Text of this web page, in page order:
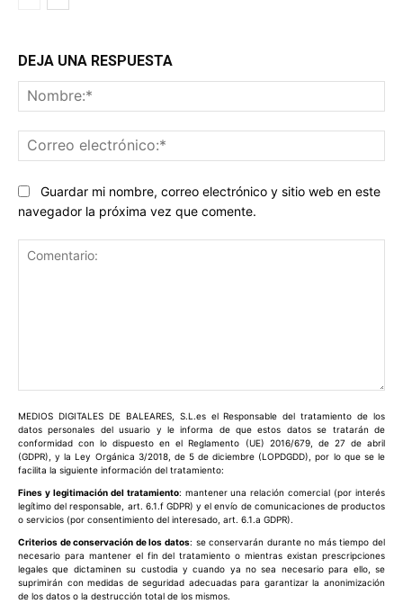
DEJA UNA RESPUESTA
Guardar mi nombre, correo electrónico y sitio web en este
navegador la próxima vez que comente.
MEDIOS DIGITALES DE BALEARES, S.L.es el Responsable del tratamiento de los
datos personales del usuario y le informa de que estos datos se tratarán de
conformidad con lo dispuesto en el Reglamento (UE) 2016/679, de 27 de abril
(GDPR), y la Ley Orgánica 3/2018, de 5 de diciembre (LOPDGDD), por lo que se le
facilita la siguiente información del tratamiento:
Fines y legitimación del tratamiento: mantener una relación comercial (por interés
legítimo del responsable, art. 6.1.f GDPR) y el envío de comunicaciones de productos
o servicios (por consentimiento del interesado, art. 6.1.a GDPR).
Criterios de conservación de los datos: se conservarán durante no más tiempo del
necesario para mantener el fin del tratamiento o mientras existan prescripciones
legales que dictaminen su custodia y cuando ya no sea necesario para ello, se
suprimirán con medidas de seguridad adecuadas para garantizar la anonimización
de los datos o la destrucción total de los mismos.